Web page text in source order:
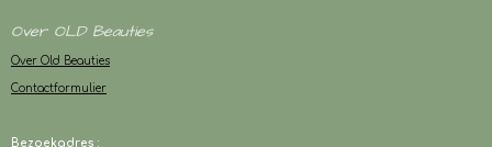
Over OLD Beauties
Over Old Beauties
Contactformulier
Bezoekadres :